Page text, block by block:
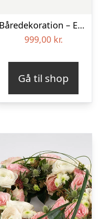
Båredekoration – Et farverigt farvel
999,00 kr.
Gå til shop